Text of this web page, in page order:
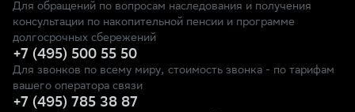
Для обращений по вопросам наследования и получения
консультации по накопительной пенсии и программе
долгосрочных сбережений
+7 (495) 500 55 50
Для звонков по всему миру, стоимость звонка - по тарифам
вашего оператора связи
+7 (495) 785 38 87